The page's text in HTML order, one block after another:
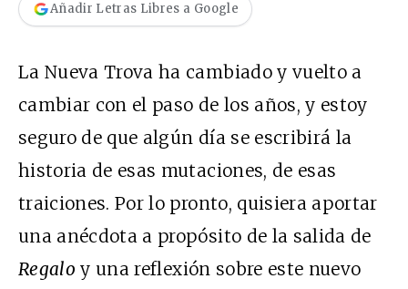
Añadir Letras Libres a Google
La Nueva Trova ha cambiado y vuelto a
cambiar con el paso de los años, y estoy
seguro de que algún día se escribirá la
historia de esas mutaciones, de esas
traiciones. Por lo pronto, quisiera aportar
una anécdota a propósito de la salida de
Regalo y una reflexión sobre este nuevo